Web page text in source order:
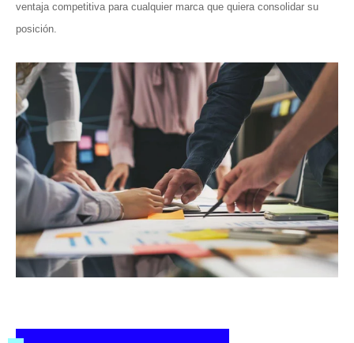
ventaja competitiva para cualquier marca que quiera consolidar su
posición.